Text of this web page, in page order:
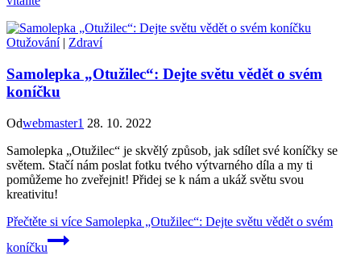
Otužování| Zdraví
Samolepka „Otužilec“: Dejte světu vědět o svém
koníčku
Odwebmaster1 28. 10. 2022
Samolepka „Otužilec“ je skvělý způsob, jak sdílet své koníčky se
světem. Stačí nám poslat fotku tvého výtvarného díla a my ti
pomůžeme ho zveřejnit! Přidej se k nám a ukáž světu svou
kreativitu!
Přečtěte si více Samolepka „Otužilec“: Dejte světu vědět o svém
koníčku